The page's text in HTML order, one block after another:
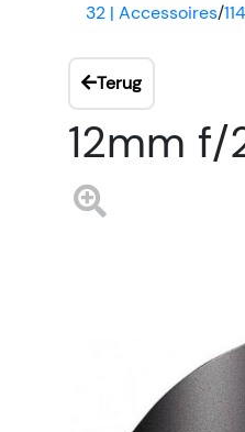
32 | Accessoires/
Terug
12mm